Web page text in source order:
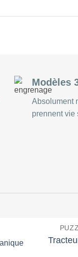
Modèles
Absolument
prennent vie